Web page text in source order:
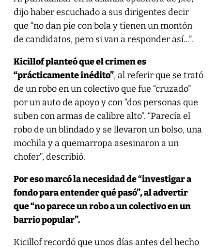
dijo haber escuchado a sus dirigentes decir
que “no dan pie con bola y tienen un montón
de candidatos, pero si van a responder así…”.
Kicillof planteó que el crimen es
“prácticamente inédito”, al referir que se trató
de un robo en un colectivo que fue “cruzado”
por un auto de apoyo y con “dos personas que
suben con armas de calibre alto”. “Parecía el
robo de un blindado y se llevaron un bolso, una
mochila y a quemarropa asesinaron a un
chofer”, describió.
Por eso marcó la necesidad de “investigar a
fondo para entender qué pasó”, al advertir
que “no parece un robo a un colectivo en un
barrio popular”.
Kicillof recordó que unos días antes del hecho